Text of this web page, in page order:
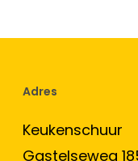
Adres
Keukenschuur
Gastelseweg